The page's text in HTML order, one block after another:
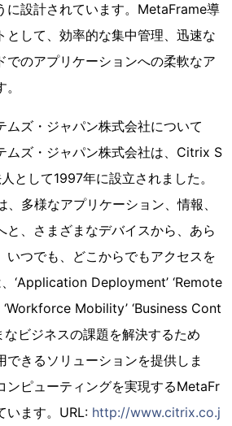
に設計されています。MetaFrame導
として、効率的な集中管理、迅速な
でのアプリケーションへの柔軟なア
ムズ・ジャパン株式会社について
ムズ・ジャパン株式会社は、Citrix S
として1997年に設立されました。
多様なアプリケーション、情報、
と、さまざまなデバイスから、あら
いつでも、どこからでもアクセスを
‘Application Deployment’ ‘Remote
Mobility’ ‘Business Cont
なビジネスの課題を解決するため
できるソリューションを提供しま
ンピューティングを実現するMetaFr
います。URL: http://www.citrix.co.j